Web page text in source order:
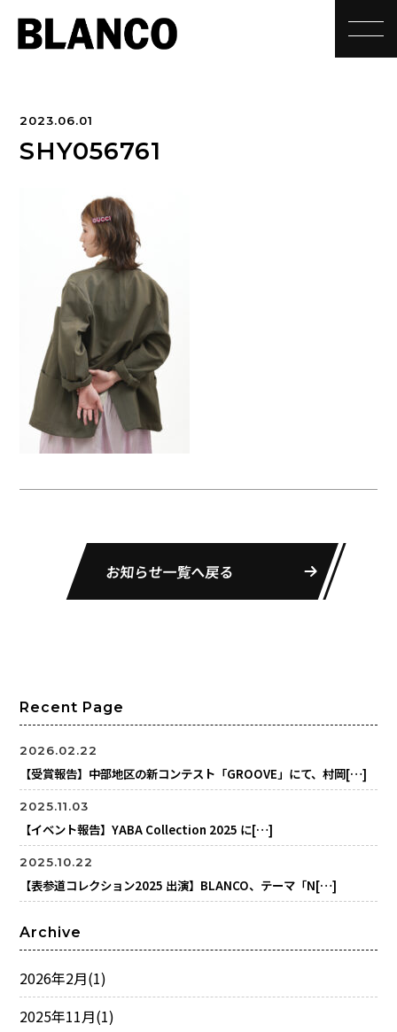
2023.06.01
SHY056761
お知らせ一覧へ戻る
Recent Page
2026.02.22
【受賞報告】中部地区の新コンテスト「GROOVE」にて、村岡[…]
2025.11.03
【イベント報告】YABA Collection 2025 に[…]
2025.10.22
【表参道コレクション2025 出演】BLANCO、テーマ「N[…]
Archive
2026年2月(1)
2025年11月(1)